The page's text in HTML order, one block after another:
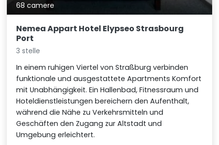
68 camere
Nemea Appart Hotel Elypseo Strasbourg
Port
3 stelle
In einem ruhigen Viertel von Straßburg verbinden
funktionale und ausgestattete Apartments Komfort
mit Unabhängigkeit. Ein Hallenbad, Fitnessraum und
Hoteldienstleistungen bereichern den Aufenthalt,
während die Nähe zu Verkehrsmitteln und
Geschäften den Zugang zur Altstadt und
Umgebung erleichtert.